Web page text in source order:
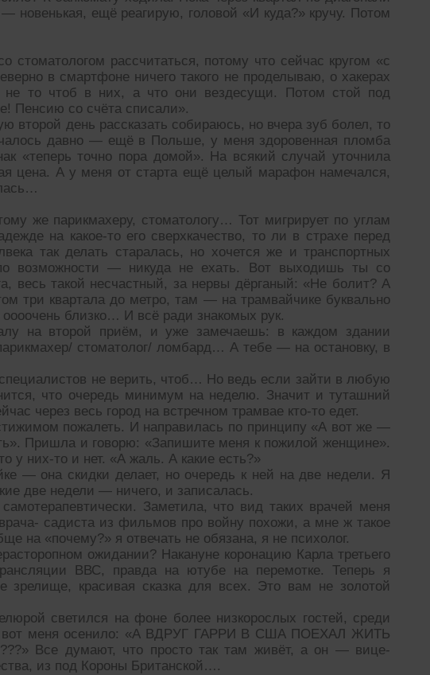
ещё реагирую, головой «И куда?» кручу. Потом
стоматологом рассчитаться, потому что сейчас кругом «с
в смартфоне ничего такого не проделываю, о хакерах
то чтоб в них, а что они вездесущи. Потом стой под
Пенсию со счёта списали».
второй день рассказать собираюсь, но вчера зуб болел, то
давно — ещё в Польше, у меня здоровенная пломба
«теперь точно пора домой». На всякий случай уточнила
цена. А у меня от старта ещё целый марафон намечался,
же парикмахеру, стоматологу… Тот мигрирует по углам
на какое-то его сверхкачество, то ли в страхе перед
так делать старалась, но хочется же и транспортных
возможности — никуда не ехать. Вот выходишь ты со
весь такой несчастный, за нервы дёрганый: «Не болит? А
три квартала до метро, там — на трамвайчике буквально
близко… И всё ради знакомых рук.
на второй приём, и уже замечаешь: в каждом здании
стоматолог/ ломбард… А тебе — на остановку, в
не верить, чтоб… Но ведь если зайти в любую
что очередь минимум на неделю. Значит и туташний
через весь город на встречном трамвае кто-то едет.
пожалеть. И направилась по принципу «А вот же —
Пришла и говорю: «Запишите меня к пожилой женщине».
у них-то и нет. «А жаль. А какие есть?»
— она скидки делает, но очередь к ней на две недели. Я
две недели — ничего, и записалась.
Заметила, что вид таких врачей меня
садиста из фильмов про войну похожи, а мне ж такое
на «почему?» я отвечать не обязана, я не психолог.
ожидании? Накануне коронацию Карла третьего
ВВС, правда на ютубе на перемотке. Теперь я
зрелище, красивая сказка для всех. Это вам не золотой
светился на фоне более низкорослых гостей, среди
вот меня осенило: «А ВДРУГ ГАРРИ В США ПОЕХАЛ ЖИТЬ
Все думают, что просто так там живёт, а он — вице-
из под Короны Британской….